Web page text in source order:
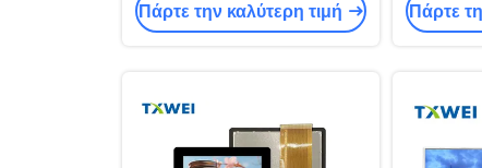
Πάρτε την καλύτερη τιμή Πάρτε